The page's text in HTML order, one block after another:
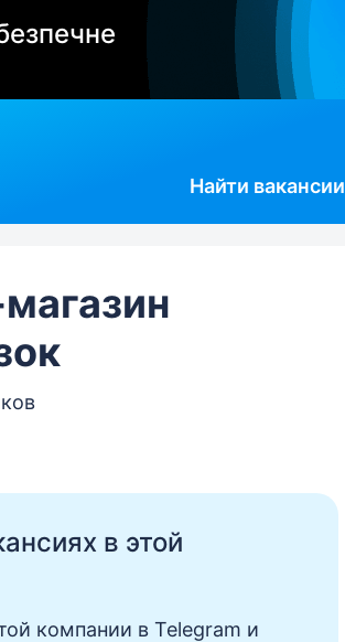
Найти вакансии
в этой
компании в Telegram и